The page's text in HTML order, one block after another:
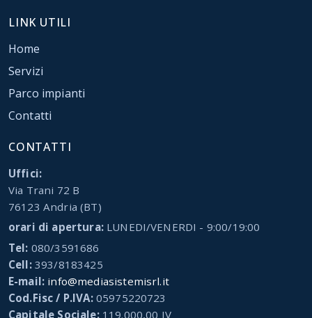
LINK UTILI
Home
Servizi
Parco impianti
Contatti
CONTATTI
Uffici:
Via Trani 72 B
76123 Andria (BT)
orari di apertura:LUNEDI/VENERDI - 9:00/19:00
Tel: 080/3591686
Cell:393/8183425
E-mail: info@mediasistemisrl.it
Cod.Fisc / P.IVA:05975220723
Capitale Sociale:119.000,00 IV